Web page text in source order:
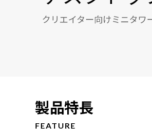
クリエイター向けミニタワ
製品特長
FEATURE